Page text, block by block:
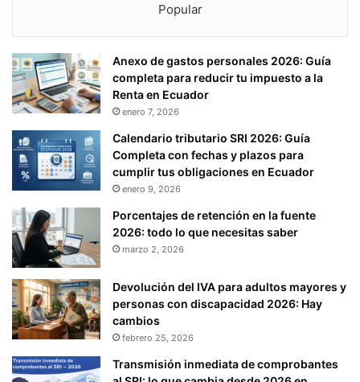
Popular
Anexo de gastos personales 2026: Guía
completa para reducir tu impuesto a la
Renta en Ecuador
enero 7, 2026
Calendario tributario SRI 2026: Guía
Completa con fechas y plazos para
cumplir tus obligaciones en Ecuador
enero 9, 2026
Porcentajes de retención en la fuente
2026: todo lo que necesitas saber
marzo 2, 2026
Devolución del IVA para adultos mayores y
personas con discapacidad 2026: Hay
cambios
febrero 25, 2026
Transmisión inmediata de comprobantes